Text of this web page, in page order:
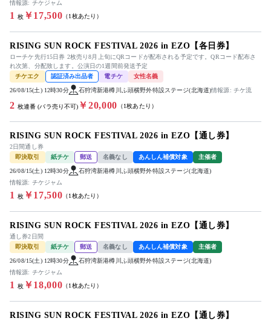
情報源: チケジャム
1 枚￥17,500 （1枚あたり）
RISING SUN ROCK FESTIVAL 2026 in EZO【各日券】
ローチケ先行15日券 2枚売り8月上旬にQRコードが配布される予定です。QRコード配布さ
れ次第、分配致します。公演日の1週間前発送予定
チケエク
認証済み出品者 電チケ 女性名義
26/08/15(土) 12時30分 石狩湾新港樽川ふ頭横野外特設ステージ(北海道)情報源: チケ流
2 枚連番 (バラ売り不可) ￥20,000 （1枚あたり）
RISING SUN ROCK FESTIVAL 2026 in EZO【通し券】
2日間通し券
即決取引
紙チケ 郵送 名義なし あんしん補償対象 主催者
26/08/15(土) 12時30分
石狩湾新港樽川ふ頭横野外特設ステージ(北海道)
情報源: チケジャム
1 枚￥17,500 （1枚あたり）
RISING SUN ROCK FESTIVAL 2026 in EZO【通し券】
通し券2日間
即決取引
紙チケ 郵送 名義なし あんしん補償対象 主催者
26/08/15(土) 12時30分
石狩湾新港樽川ふ頭横野外特設ステージ(北海道)
情報源: チケジャム
1 枚￥18,000 （1枚あたり）
RISING SUN ROCK FESTIVAL 2026 in EZO【通し券】